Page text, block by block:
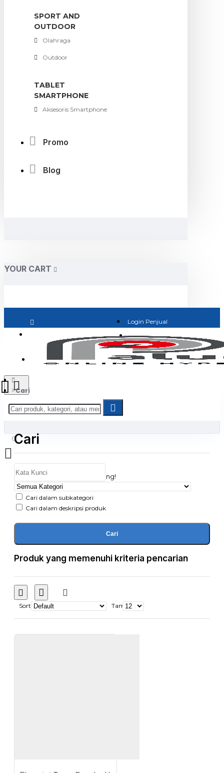
SPORT AND
OUTDOOR
Olahraga
Outdoor
TABLET
SMARTPHONE
Aksesoris Smartphone
Promo
Blog
YOUR CART
Login Penjual
Jadi Penjual
0
Daftar belanja Anda kosong!
Cari
Cari
Cari dalam subkategori
Cari dalam deskripsi produk
Cari
Produk yang memenuhi kriteria pencarian
Sort Tampilkan: